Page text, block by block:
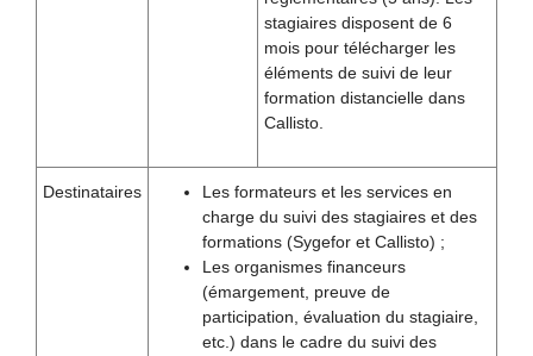
stagiaires disposent de 6
mois pour télécharger les
éléments de suivi de leur
formation distancielle dans
Callisto.
Destinataires
Les formateurs et les services en
charge du suivi des stagiaires et des
formations (Sygefor et Callisto) ;
Les organismes financeurs
(émargement, preuve de
participation, évaluation du stagiaire,
etc.) dans le cadre du suivi des